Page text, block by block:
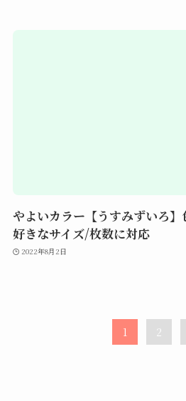
やよいカラー【うすみずいろ】
好きなサイズ/枚数に対応
2022年8月2日
1 2